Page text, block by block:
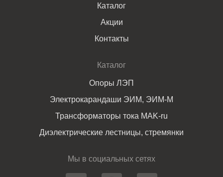
Каталог
Акции
Контакты
Каталог
Опоры ЛЭП
Электрокарандаши ЭИМ, ЭИМ-М
Трансформаторы тока MAK-ru
Диэлектрические лестницы, стремянки
Мы в социальных сетях